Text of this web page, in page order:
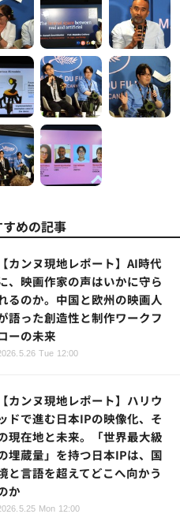
めの記事
【カンヌ現地レポート】AI時代
、映画作家の声はいかに守ら
るのか。中国と欧州の映画人
語った創造性と制作ワークフ
ーの未来
Tue 12:00
【カンヌ現地レポート】ハリウ
ドで進む日本IPの映像化、そ
現在地と未来。「世界最大級
埋蔵量」を持つ日本IPは、国
と言語を超えてどこへ向かう
か
Mon 12:00